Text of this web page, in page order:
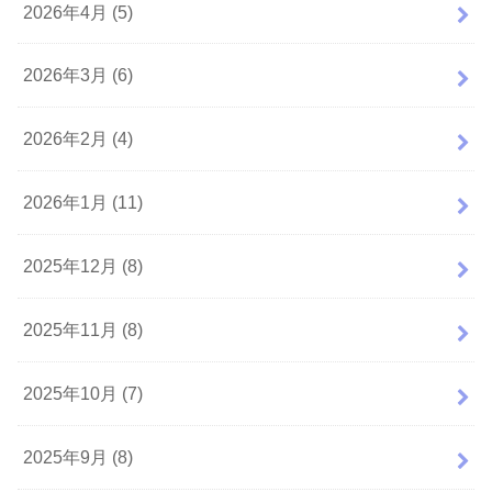
2026年4月 (5)
2026年3月 (6)
2026年2月 (4)
2026年1月 (11)
2025年12月 (8)
2025年11月 (8)
2025年10月 (7)
2025年9月 (8)